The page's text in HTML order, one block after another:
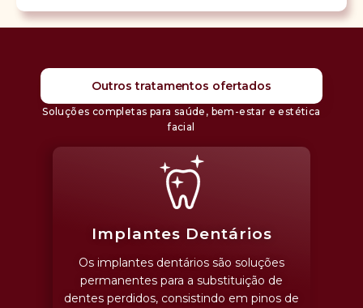
Outros tratamentos ofertados
Soluções completas para saúde, bem-estar e estética
facial
Implantes Dentários
Os implantes dentários são soluções
permanentes para a substituição de
dentes perdidos, consistindo em pinos de